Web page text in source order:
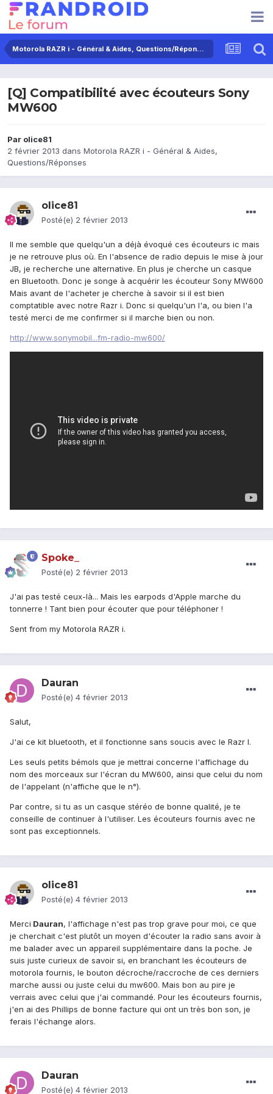
Motorola RAZR i - Général & Aides, Questions/Réponses
[Q] Compatibilité avec écouteurs Sony
MW600
Par olice81
2 février 2013 dans Motorola RAZR i - Général & Aides,
Questions/Réponses
olice81
Posté(e) 2 février 2013
Il me semble que quelqu'un a déjà évoqué ces écouteurs ic mais
je ne retrouve plus où. En l'absence de radio depuis le mise à jour
JB, je recherche une alternative. En plus je cherche un casque
en Bluetooth. Donc je songe à acquérir les écouteur Sony MW600
Mais avant de l'acheter je cherche à savoir si il est bien
comptatible avec notre Razr i. Donc si quelqu'un l'a, ou bien l'a
testé merci de me confirmer si il marche bien ou non.
http://www.sonymobil...fm-radio-mw600/
Spoke_
Posté(e) 2 février 2013
J'ai pas testé ceux-là... Mais les earpods d'Apple marche du
tonnerre ! Tant bien pour écouter que pour téléphoner !
Sent from my Motorola RAZR i.
Dauran
Posté(e) 4 février 2013
Salut,
J'ai ce kit bluetooth, et il fonctionne sans soucis avec le Razr I.
Les seuls petits bémols que je mettrai concerne l'affichage du
nom des morceaux sur l'écran du MW600, ainsi que celui du nom
de l'appelant (n'affiche que le n°).
Par contre, si tu as un casque stéréo de bonne qualité, je te
conseille de continuer à l'utiliser. Les écouteurs fournis avec ne
sont pas exceptionnels.
olice81
Posté(e) 4 février 2013
Merci Dauran, l'affichage n'est pas trop grave pour moi, ce que
je cherchait c'est plutôt un moyen d'écouter la radio sans avoir à
me balader avec un appareil supplémentaire dans la poche. Je
suis juste curieux de savoir si, en branchant les écouteurs de
motorola fournis, le bouton décroche/raccroche de ces derniers
marche aussi ou juste celui du mw600. Mais bon au pire je
verrais avec celui que j'ai commandé. Pour les écouteurs fournis,
j'en ai des Phillips de bonne facture qui ont un très bon son, je
ferais l'échange alors.
Dauran
Posté(e) 4 février 2013